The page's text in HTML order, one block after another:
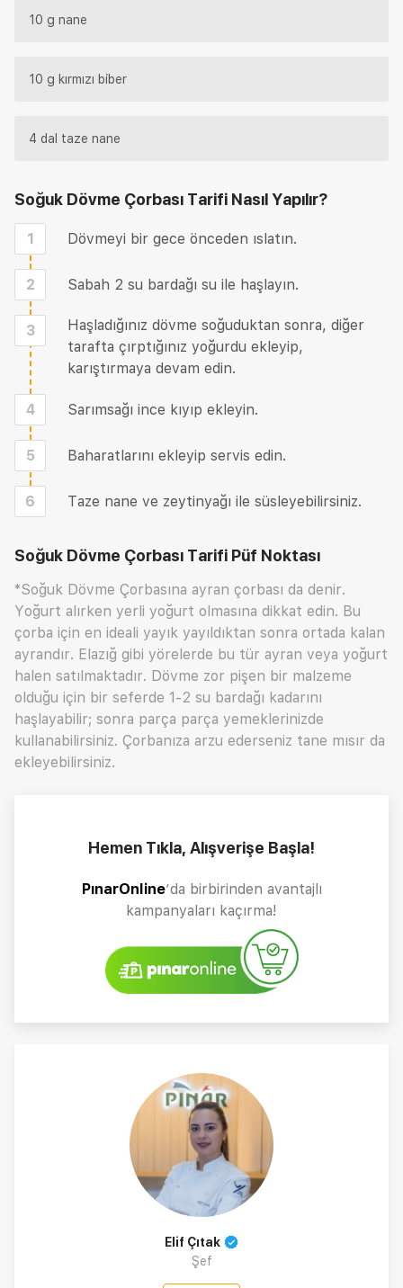
10 g nane
10 g kırmızı biber
4 dal taze nane
Soğuk Dövme Çorbası Tarifi Nasıl Yapılır?
1 Dövmeyi bir gece önceden ıslatın.
2 Sabah 2 su bardağı su ile haşlayın.
3
Haşladığınız dövme soğuduktan sonra, diğer
tarafta çırptığınız yoğurdu ekleyip,
karıştırmaya devam edin.
4 Sarımsağı ince kıyıp ekleyin.
5 Baharatlarını ekleyip servis edin.
6 Taze nane ve zeytinyağı ile süsleyebilirsiniz.
Soğuk Dövme Çorbası Tarifi Püf Noktası
*Soğuk Dövme Çorbasına ayran çorbası da denir.
Yoğurt alırken yerli yoğurt olmasına dikkat edin. Bu
çorba için en ideali yayık yayıldıktan sonra ortada kalan
ayrandır. Elazığ gibi yörelerde bu tür ayran veya yoğurt
halen satılmaktadır. Dövme zor pişen bir malzeme
olduğu için bir seferde 1-2 su bardağı kadarını
haşlayabilir; sonra parça parça yemeklerinizde
kullanabilirsiniz. Çorbanıza arzu ederseniz tane mısır da
ekleyebilirsiniz.
Hemen Tıkla, Alışverişe Başla!
PınarOnline’da birbirinden avantajlı
kampanyaları kaçırma!
Elif Çıtak
Şef